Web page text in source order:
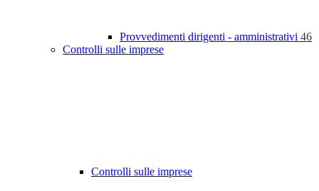
Provvedimenti dirigenti - amministrativi 46
Controlli sulle imprese
Controlli sulle imprese